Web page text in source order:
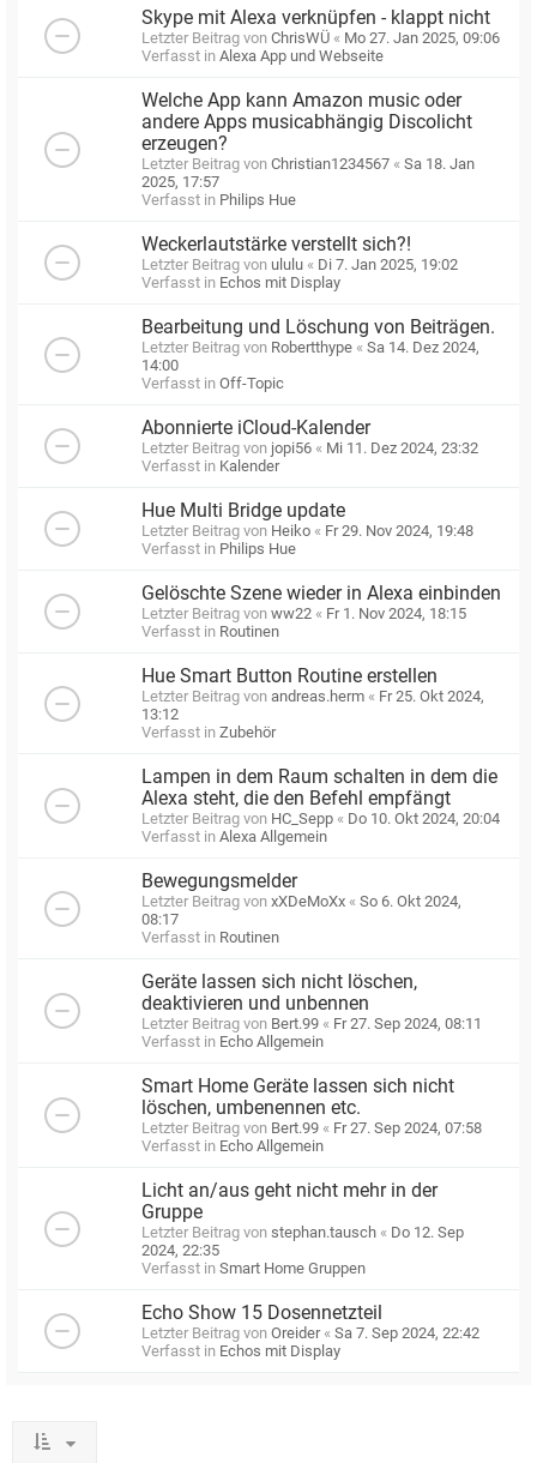
Skype mit Alexa verknüpfen - klappt nicht
Letzter Beitrag von ChrisWÜ « Mo 27. Jan 2025, 09:06
Verfasst in Alexa App und Webseite
Welche App kann Amazon music oder
andere Apps musicabhängig Discolicht
erzeugen?
Letzter Beitrag von Christian1234567 « Sa 18. Jan
2025, 17:57
Verfasst in Philips Hue
Weckerlautstärke verstellt sich?!
Letzter Beitrag von ululu « Di 7. Jan 2025, 19:02
Verfasst in Echos mit Display
Bearbeitung und Löschung von Beiträgen.
Letzter Beitrag von Robertthype « Sa 14. Dez 2024,
14:00
Verfasst in Off-Topic
Abonnierte iCloud-Kalender
Letzter Beitrag von jopi56 « Mi 11. Dez 2024, 23:32
Verfasst in Kalender
Hue Multi Bridge update
Letzter Beitrag von Heiko « Fr 29. Nov 2024, 19:48
Verfasst in Philips Hue
Gelöschte Szene wieder in Alexa einbinden
Letzter Beitrag von ww22 « Fr 1. Nov 2024, 18:15
Verfasst in Routinen
Hue Smart Button Routine erstellen
Letzter Beitrag von andreas.herm « Fr 25. Okt 2024,
13:12
Verfasst in Zubehör
Lampen in dem Raum schalten in dem die
Alexa steht, die den Befehl empfängt
Letzter Beitrag von HC_Sepp « Do 10. Okt 2024, 20:04
Verfasst in Alexa Allgemein
Bewegungsmelder
Letzter Beitrag von xXDeMoXx « So 6. Okt 2024,
08:17
Verfasst in Routinen
Geräte lassen sich nicht löschen,
deaktivieren und unbennen
Letzter Beitrag von Bert.99 « Fr 27. Sep 2024, 08:11
Verfasst in Echo Allgemein
Smart Home Geräte lassen sich nicht
löschen, umbenennen etc.
Letzter Beitrag von Bert.99 « Fr 27. Sep 2024, 07:58
Verfasst in Echo Allgemein
Licht an/aus geht nicht mehr in der
Gruppe
Letzter Beitrag von stephan.tausch « Do 12. Sep
2024, 22:35
Verfasst in Smart Home Gruppen
Echo Show 15 Dosennetzteil
Letzter Beitrag von Oreider« Sa 7. Sep 2024, 22:42
Verfasst in Echos mit Display